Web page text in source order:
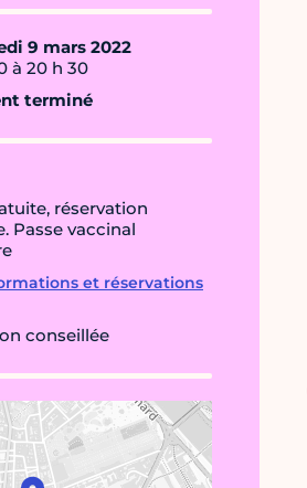
9 mars 2022
à 20 h 30
terminé
réservation
Passe vaccinal
et réservations
conseillée